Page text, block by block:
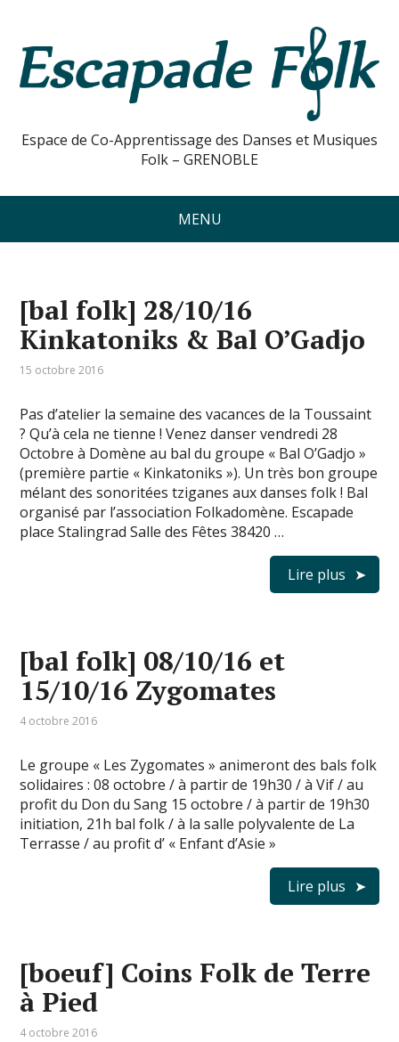
Espace de Co-Apprentissage des Danses et Musiques
Folk – GRENOBLE
MENU
[bal folk] 28/10/16
Kinkatoniks & Bal O’Gadjo
15 octobre 2016
Pas d’atelier la semaine des vacances de la Toussaint
? Qu’à cela ne tienne ! Venez danser vendredi 28
Octobre à Domène au bal du groupe « Bal O’Gadjo »
(première partie « Kinkatoniks »). Un très bon groupe
mélant des sonoritées tziganes aux danses folk ! Bal
organisé par l’association Folkadomène. Escapade
place Stalingrad Salle des Fêtes 38420 …
Lire plus
[bal folk] 08/10/16 et
15/10/16 Zygomates
4 octobre 2016
Le groupe « Les Zygomates » animeront des bals folk
solidaires : 08 octobre / à partir de 19h30 / à Vif / au
profit du Don du Sang 15 octobre / à partir de 19h30
initiation, 21h bal folk / à la salle polyvalente de La
Terrasse / au profit d’ « Enfant d’Asie »
Lire plus
[boeuf] Coins Folk de Terre
à Pied
4 octobre 2016